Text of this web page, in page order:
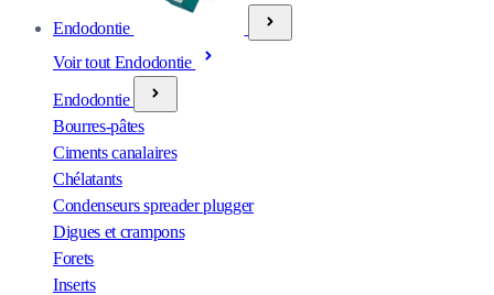
Endodontie
Voir tout Endodontie
Endodontie
Bourres-pâtes
Ciments canalaires
Chélatants
Condenseurs spreader plugger
Digues et crampons
Forets
Inserts